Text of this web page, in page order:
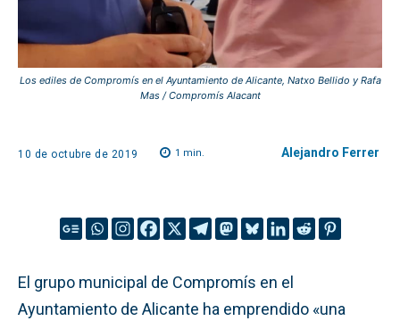
Los ediles de Compromís en el Ayuntamiento de Alicante, Natxo Bellido y Rafa
Mas / Compromís Alacant
10 de octubre de 2019 1 min. Alejandro Ferrer
El grupo municipal de Compromís en el
Ayuntamiento de Alicante ha emprendido «una